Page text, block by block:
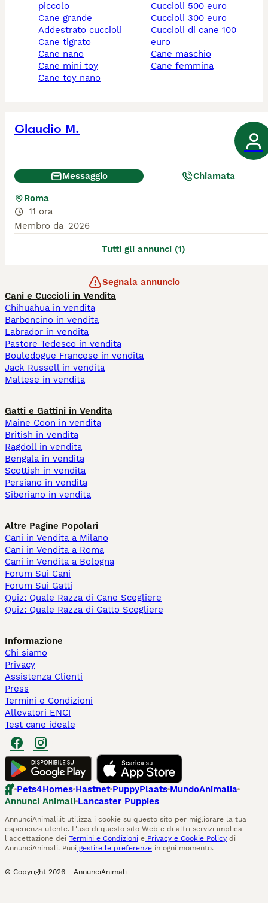
piccolo
cane grande
addestrato cuccioli
cane tigrato
cane nano
cane mini toy
cane toy nano
cuccioli 500 euro
cuccioli 300 euro
cuccioli di cane 100
euro
cane maschio
cane femmina
Claudio M.
Messaggio Chiamata
Roma
11 ora
Membro da 2026
Tutti gli annunci (1)
Segnala annuncio
Cani e Cuccioli in Vendita
Chihuahua in vendita
Barboncino in vendita
Labrador in vendita
Pastore Tedesco in vendita
Bouledogue Francese in vendita
Jack Russell in vendita
Maltese in vendita
Gatti e Gattini in Vendita
Maine Coon in vendita
British in vendita
Ragdoll in vendita
Bengala in vendita
Scottish in vendita
Persiano in vendita
Siberiano in vendita
Altre Pagine Popolari
Cani in Vendita a Milano
Cani in Vendita a Roma
Cani in Vendita a Bologna
Forum Sui Cani
Forum Sui Gatti
Quiz: Quale Razza di Cane Scegliere
Quiz: Quale Razza di Gatto Scegliere
Informazione
Chi siamo
Privacy
Assistenza Clienti
Press
Termini e Condizioni
Allevatori ENCI
Test cane ideale
Pets4Homes Hastnet PuppyPlaats MundoAnimalia
Annunci Animali Lancaster Puppies
AnnunciAnimali.it utilizza i cookie su questo sito per migliorare la tua
esperienza utente. L'uso di questo sito Web e di altri servizi implica
l'accettazione dei Termini e Condizioni e Privacy e Cookie Policy di
AnnunciAnimali. Puoi gestire le preferenze in ogni momento.
© Copyright 2026 - AnnunciAnimali